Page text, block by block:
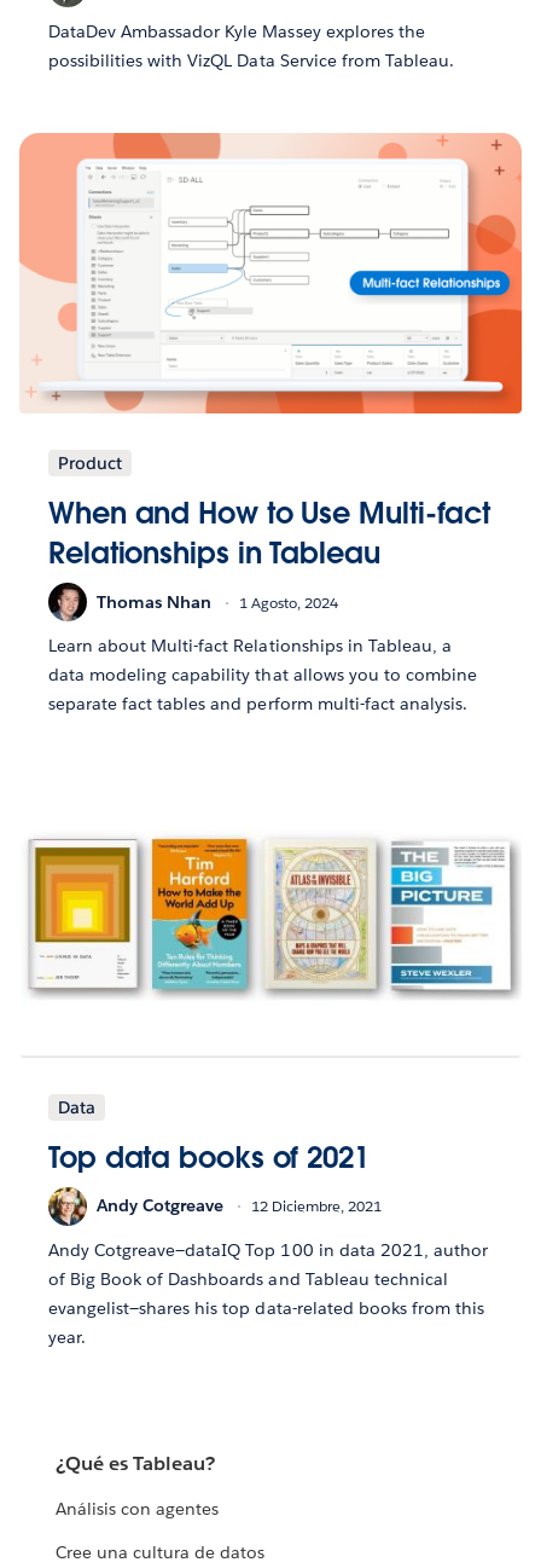
DataDev Ambassador Kyle Massey explores the
possibilities with VizQL Data Service from Tableau.
Product
When and How to Use Multi-fact
Relationships in Tableau
Thomas Nhan 1 Agosto, 2024
Learn about Multi-fact Relationships in Tableau, a
data modeling capability that allows you to combine
separate fact tables and perform multi-fact analysis.
Data
Top data books of 2021
Andy Cotgreave 12 Diciembre, 2021
Andy Cotgreave—dataIQ Top 100 in data 2021, author
of Big Book of Dashboards and Tableau technical
evangelist—shares his top data-related books from this
year.
¿Qué es Tableau?
Análisis con agentes
Cree una cultura de datos